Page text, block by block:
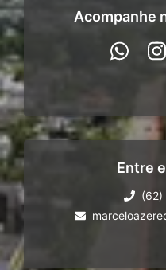
Acompanhe
Entre